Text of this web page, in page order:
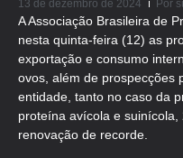
13 de dezembro de 2024 Por
A Associação Brasileira de
nesta quinta-feira (12) as
exportação e consumo
ovos, além de prospecções
entidade, tanto no caso da
proteína avícola e
renovação de recorde.